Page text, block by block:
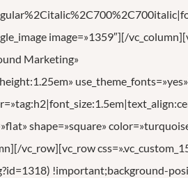
image=»1359″][/
Marketing»
shape=»square»
vc_row][vc_row
!important;background-